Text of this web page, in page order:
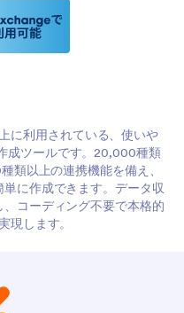
に利用されている、使いや
成ツールです。20,000種類
類以上の連携機能を備え、
に作成できます。データ収
コーディング不要で本格的
現します。